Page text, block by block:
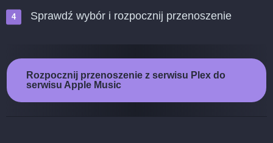
Sprawdź wybór i rozpocznij przenoszenie
Rozpocznij przenoszenie z serwisu Plex do
serwisu Apple Music